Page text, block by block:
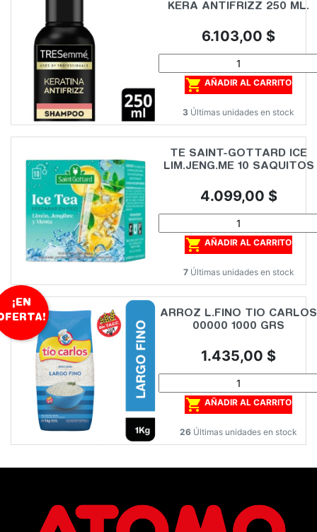
KERA ANTIFRIZZ 250 ML.
Precio
6.103,00 $
 AÑADIR AL CARRITO
3 Últimas unidades en stock
TE SAINT-GOTTARD ICE
LIM.JENG.ME 10 SAQUITOS
Precio
4.099,00 $
 AÑADIR AL CARRITO
7 Últimas unidades en stock
ARROZ L.FINO TIO CARLOS
00000 1000 GRS
Precio
1.435,00 $
 AÑADIR AL CARRITO
26 Últimas unidades en stock
¡EN